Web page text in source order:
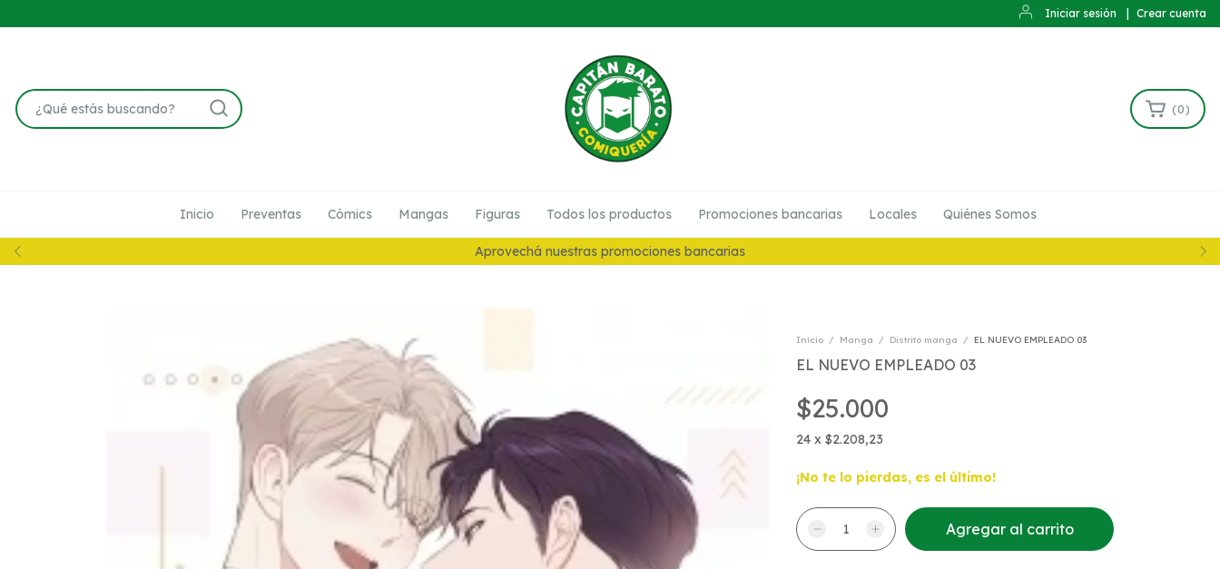
Iniciar sesión Crear cuenta
10% en Preventas
(0)
Inicio Preventas Cómics Mangas Figuras Todos los productos Promociones bancarias Locales Quiénes Somos
Inicio / Manga / Distrito manga / EL NUEVO EMPLEADO 03
EL NUEVO EMPLEADO 03
$25.000
24 x $2.208,23
¡No te lo pierdas, es el último!